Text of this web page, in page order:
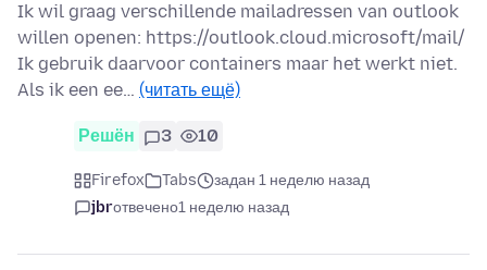
Ik wil graag verschillende mailadressen van outlook
willen openen: https://outlook.cloud.microsoft/mail/
Ik gebruik daarvoor containers maar het werkt niet.
Als ik een ee… (читать ещё)
Решён 3 10
Firefox Tabs
задан 1 неделю назад
jbrотвечено1 неделю назад